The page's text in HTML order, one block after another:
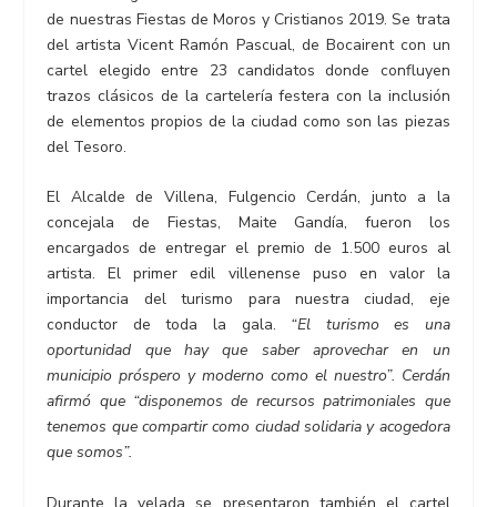
de nuestras Fiestas de Moros y Cristianos 2019. Se trata
del artista Vicent Ramón Pascual, de Bocairent con un
cartel elegido entre 23 candidatos donde confluyen
trazos clásicos de la cartelería festera con la inclusión
de elementos propios de la ciudad como son las piezas
del Tesoro.
El Alcalde de Villena, Fulgencio Cerdán, junto a la
concejala de Fiestas, Maite Gandía, fueron los
encargados de entregar el premio de 1.500 euros al
artista. El primer edil villenense puso en valor la
importancia del turismo para nuestra ciudad, eje
conductor de toda la gala. “El turismo es una
oportunidad que hay que saber aprovechar en un
municipio próspero y moderno como el nuestro”. Cerdán
afirmó que “disponemos de recursos patrimoniales que
tenemos que compartir como ciudad solidaria y acogedora
que somos”.
Durante la velada se presentaron también el cartel